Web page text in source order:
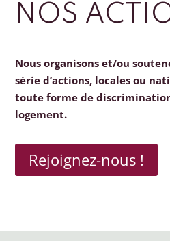
NOS
Nous organisons et/ou
série d’actions, locales ou
toute forme de
logement.
Rejoignez-nous !